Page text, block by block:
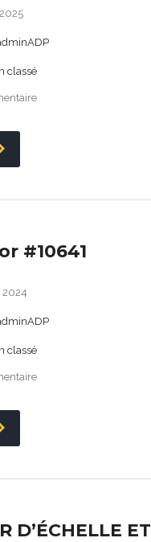
classé
#10641
2024
classé
D’ÉCHELLE